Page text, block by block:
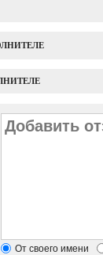
От своего имени